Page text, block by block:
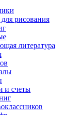
рисования
литература
и счеты